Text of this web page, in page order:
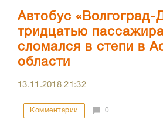
Автобус «Волгоград-
тридцатью
сломался в степи в
области
13.11.201821:32
Комментарии 0